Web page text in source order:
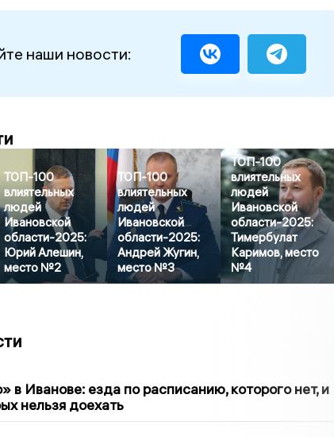
наши новости:
ТОП-100
влиятельных
людей
Ивановской
области-2025:
Юрий Алешин,
место №2
ТОП-100
влиятельных
людей
Ивановской
области-2025:
Андрей Жугин,
место №3
ТОП-100
влиятельных
людей
Ивановской
области-2025:
Тимербулат
Каримов, место
№4
в Иванове: езда по расписанию, которого нет, и
нельзя доехать